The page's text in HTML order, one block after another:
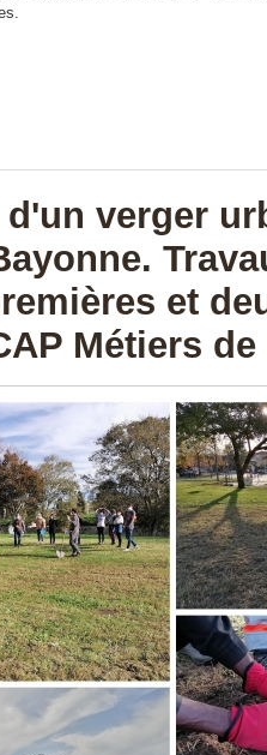
d'un verger
et
Métiers